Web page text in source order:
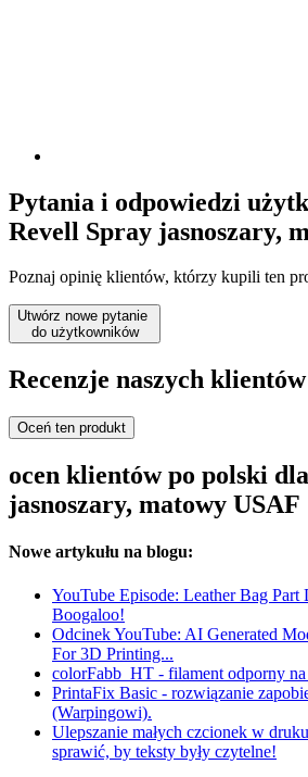
Pytania i odpowiedzi
Revell Spray jasnoszary,
Poznaj opinię klientów, którzy kupili ten
Utwórz nowe pytanie
do użytkowników
Recenzje naszych klientów
Oceń ten produkt
ocen klientów po polski
jasnoszary, matowy USAF
Nowe artykułu na blogu:
YouTube Episode: Leather Bag Part
Boogaloo!
Odcinek YouTube: AI Generated
For 3D Printing...
colorFabb_HT - filament odporny
PrintaFix Basic - rozwiązanie
(Warpingowi).
Ulepszanie małych czcionek w
sprawić, by teksty były czytelne!